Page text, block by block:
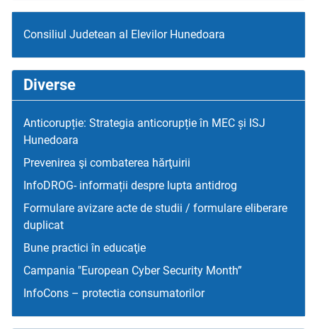
Consiliul Judetean al Elevilor Hunedoara
Diverse
Anticorupție: Strategia anticorupție în MEC și ISJ
Hunedoara
Prevenirea şi combaterea hărţuirii
InfoDROG- informații despre lupta antidrog
Formulare avizare acte de studii / formulare eliberare
duplicat
Bune practici în educaţie
Campania "European Cyber Security Month”
InfoCons – protectia consumatorilor